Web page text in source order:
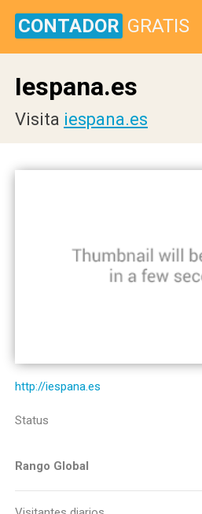
CONTADOR GRATIS
Iespana.es
Visita iespana.es
http://iespana.es
Status
Rango Global